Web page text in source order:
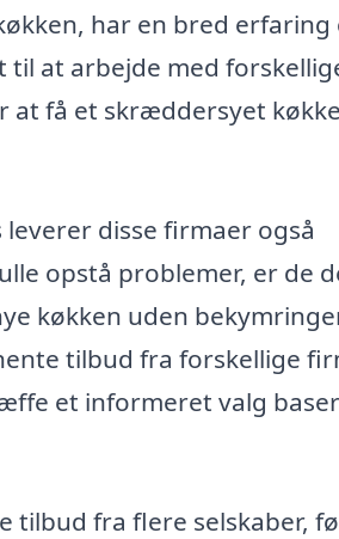
har en bred erfaring
til at arbejde med
at få et skræddersyet
disse firmaer også
opstå problemer, er de
køkken uden
tilbud fra forskellige
et informeret valg
tilbud fra flere selskaber,